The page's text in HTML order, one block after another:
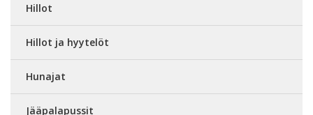
Hillot
Hillot ja hyytelöt
Hunajat
Jääpalapussit